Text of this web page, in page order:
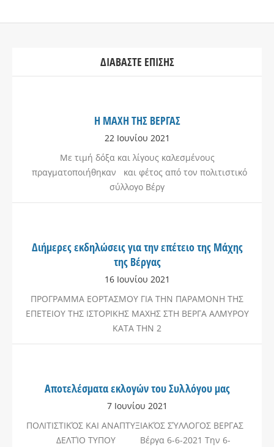
ΔΙΑΒΆΣΤΕ ΕΠΊΣΗΣ
Η ΜΑΧΗ ΤΗΣ ΒΕΡΓΑΣ
22 Ιουνίου 2021
Με τιμή δόξα και λίγους καλεσμένους
πραγματοποιήθηκαν και φέτος από τον πολιτιστικό
σύλλογο Βέργ
Διήμερες εκδηλώσεις για την επέτειο της Μάχης
της Βέργας
16 Ιουνίου 2021
ΠΡΟΓΡΑΜΜΑ ΕΟΡΤΑΣΜΟΥ ΓΙΑ ΤΗΝ ΠΑΡΑΜΟΝΗ ΤΗΣ
ΕΠΕΤΕΙΟΥ ΤΗΣ ΙΣΤΟΡΙΚΗΣ ΜΑΧΗΣ ΣΤΗ ΒΕΡΓΑ ΑΛΜΥΡΟΥ
ΚΑΤΑ ΤΗΝ 2
Αποτελέσματα εκλογών του Συλλόγου μας
7 Ιουνίου 2021
ΠΟΛΙΤΙΣΤΙΚΌΣ ΚΑΙ ΑΝΑΠΤΥΞΙΑΚΌΣ ΣΎΛΛΟΓΟΣ ΒΕΡΓΑΣ
ΔΕΛΤΊΟ ΤΥΠΟΥ Βέργα 6-6-2021 Την 6-